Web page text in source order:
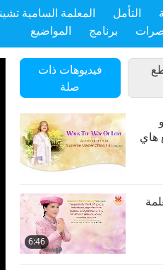
المعلمة السامية التأمل
المواضيع
برنامج
فيديوهات ذات
صلة
هاي
6:46